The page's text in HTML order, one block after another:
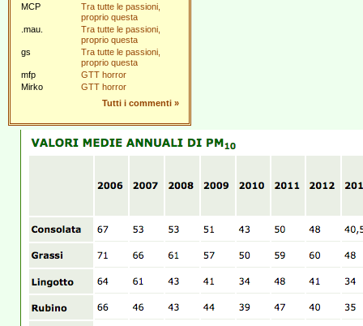
MCP
Tra tutte le passioni,
proprio questa
.mau.
Tra tutte le passioni,
proprio questa
gs
Tra tutte le passioni,
proprio questa
mfp
GTT horror
Mirko
GTT horror
Tutti i commenti »